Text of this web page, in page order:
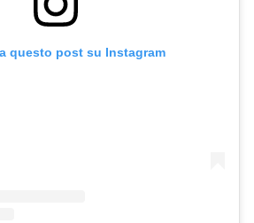
questo post su Instagram